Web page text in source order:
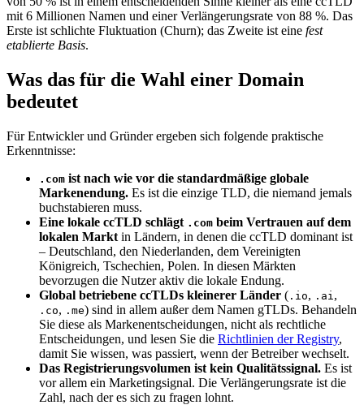
mit 6 Millionen Namen und einer Verlängerungsrate von 88 %. Das
Erste ist schlichte Fluktuation (Churn); das Zweite ist eine fest
etablierte Basis.
Was das für die Wahl einer Domain
bedeutet
Für Entwickler und Gründer ergeben sich folgende praktische
Erkenntnisse:
.com ist nach wie vor die standardmäßige globale
Markenendung. Es ist die einzige TLD, die niemand jemals
buchstabieren muss.
Eine lokale ccTLD schlägt .com beim Vertrauen auf dem
lokalen Markt in Ländern, in denen die ccTLD dominant ist
– Deutschland, den Niederlanden, dem Vereinigten
Königreich, Tschechien, Polen. In diesen Märkten
bevorzugen die Nutzer aktiv die lokale Endung.
Global betriebene ccTLDs kleinerer Länder ( .io, .ai ,
.co, .me) sind in allem außer dem Namen gTLDs. Behandeln
Sie diese als Markenentscheidungen, nicht als rechtliche
Entscheidungen, und lesen Sie die Richtlinien der Registry,
damit Sie wissen, was passiert, wenn der Betreiber wechselt.
Das Registrierungsvolumen ist kein Qualitätssignal. Es ist
vor allem ein Marketingsignal. Die Verlängerungsrate ist die
Zahl, nach der es sich zu fragen lohnt.